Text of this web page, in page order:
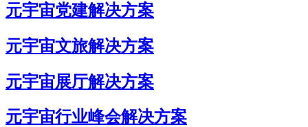
元宇宙党建解决方案
元宇宙文旅解决方案
元宇宙展厅解决方案
元宇宙行业峰会解决方案